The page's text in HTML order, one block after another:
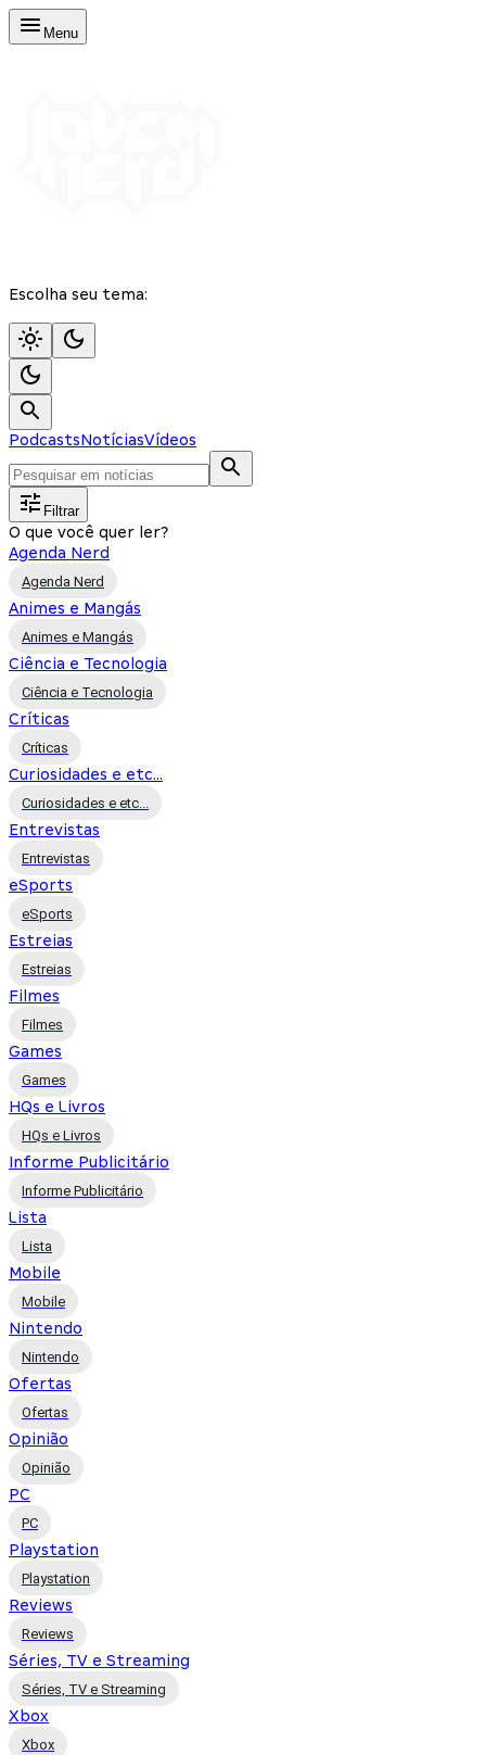
Menu
Escolha seu tema:
PodcastsNotíciasVídeos
Filtrar
O que você quer ler?
Agenda Nerd
Agenda Nerd
Animes e Mangás
Animes e Mangás
Ciência e Tecnologia
Ciência e Tecnologia
Críticas
Críticas
Curiosidades e etc...
Curiosidades e etc...
Entrevistas
Entrevistas
eSports
eSports
Estreias
Estreias
Filmes
Filmes
Games
Games
HQs e Livros
HQs e Livros
Informe Publicitário
Informe Publicitário
Lista
Lista
Mobile
Mobile
Nintendo
Nintendo
Ofertas
Ofertas
Opinião
Opinião
PC
PC
Playstation
Playstation
Reviews
Reviews
Séries, TV e Streaming
Séries, TV e Streaming
Xbox
Xbox